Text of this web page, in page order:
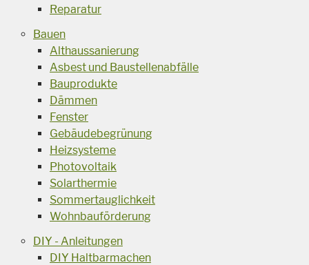
Reparatur
Bauen
Althaussanierung
Asbest und Baustellenabfälle
Bauprodukte
Dämmen
Fenster
Gebäudebegrünung
Heizsysteme
Photovoltaik
Solarthermie
Sommertauglichkeit
Wohnbauförderung
DIY - Anleitungen
DIY Haltbarmachen